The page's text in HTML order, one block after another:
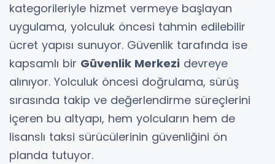
kategorileriyle hizmet vermeye başlayan
uygulama, yolculuk öncesi tahmin edilebilir
ücret yapısı sunuyor. Güvenlik tarafında ise
kapsamlı bir Güvenlik Merkezi devreye
alınıyor. Yolculuk öncesi doğrulama, sürüş
sırasında takip ve değerlendirme süreçlerini
içeren bu altyapı, hem yolcuların hem de
lisanslı taksi sürücülerinin güvenliğini ön
planda tutuyor.